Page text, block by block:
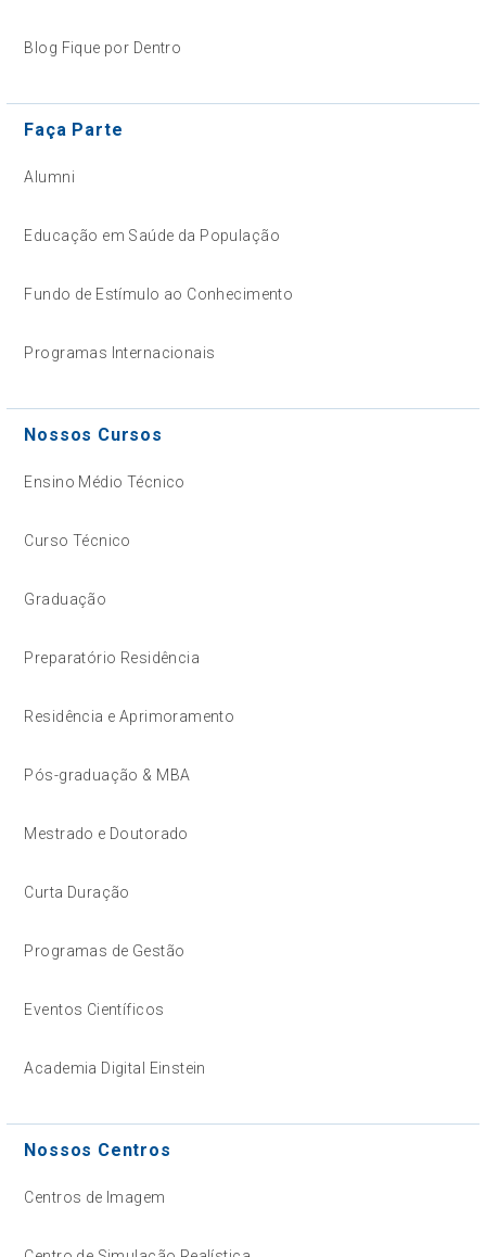
Blog Fique por Dentro
Faça Parte
Alumni
Educação em Saúde da População
Fundo de Estímulo ao Conhecimento
Programas Internacionais
Nossos Cursos
Ensino Médio Técnico
Curso Técnico
Graduação
Preparatório Residência
Residência e Aprimoramento
Pós-graduação & MBA
Mestrado e Doutorado
Curta Duração
Programas de Gestão
Eventos Científicos
Academia Digital Einstein
Nossos Centros
Centros de Imagem